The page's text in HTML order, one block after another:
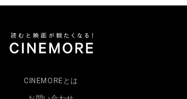
CINEMOREとは